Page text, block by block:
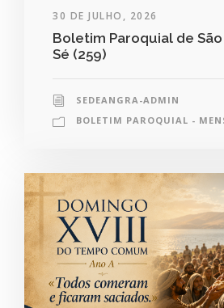
30 DE JULHO, 2026
Boletim Paroquial de
Sé (259)
SEDEANGRA-ADMIN
BOLETIM PAROQUIAL -